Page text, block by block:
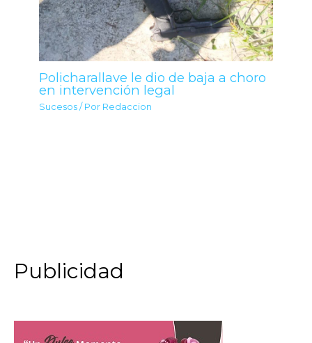
Policharallave le dio de baja a choro
en intervención legal
Sucesos / Por Redaccion
Publicidad